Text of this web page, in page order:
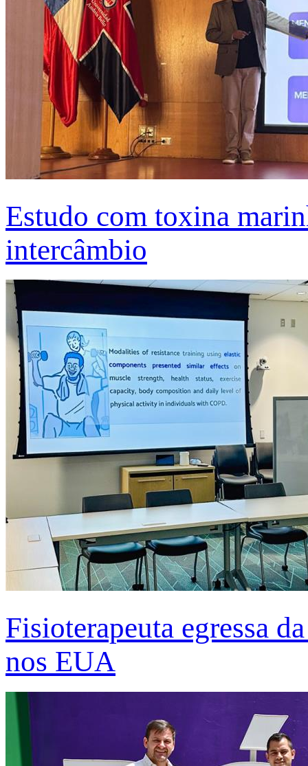
Estudo com toxina
intercâmbio
Fisioterapeuta egressa
nos EUA